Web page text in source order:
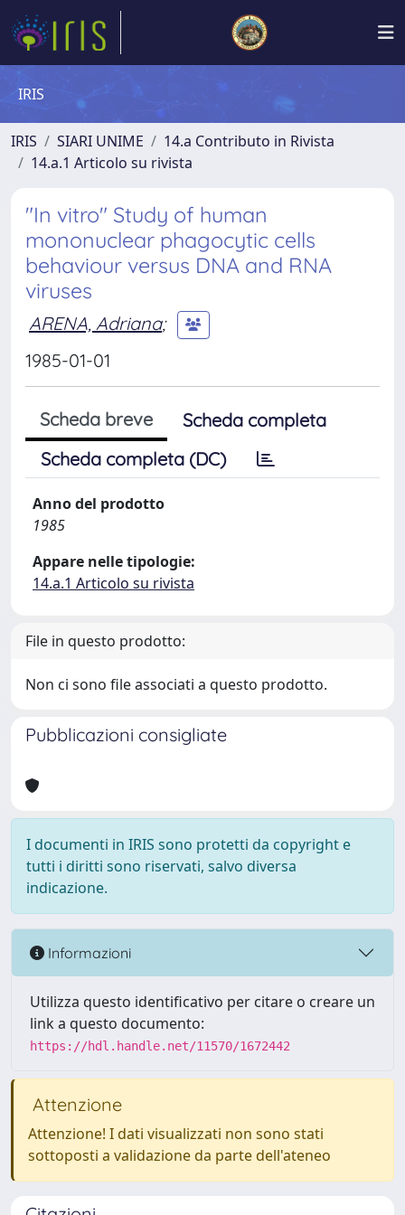
IRIS
IRIS SIARI UNIME
14.a Contributo in Rivista
14.a.1 Articolo su rivista
"In vitro" Study of human
mononuclear phagocytic cells
behaviour versus DNA and RNA
viruses
ARENA, Adriana;
1985-01-01
Scheda breve
Scheda completa
Scheda completa (DC)
Anno del prodotto
1985
Appare nelle tipologie:
14.a.1 Articolo su rivista
File in questo prodotto:
Non ci sono file associati a questo prodotto.
Pubblicazioni consigliate
I documenti in IRIS sono protetti da copyright e
tutti i diritti sono riservati, salvo diversa
indicazione.
Informazioni
Utilizza questo identificativo per citare o creare un
link a questo documento:
https://hdl.handle.net/11570/1672442
Attenzione
Attenzione! I dati visualizzati non sono stati
sottoposti a validazione da parte dell'ateneo